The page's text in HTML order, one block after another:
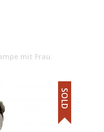
mit Frau.
SOLD